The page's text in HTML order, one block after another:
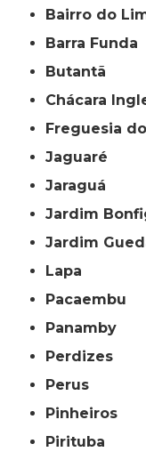
Bairro do
Barra Funda
Butantã
Chácara
Freguesia
Jaguaré
Jaraguá
Jardim
Jardim
Lapa
Pacaembu
Panamby
Perdizes
Perus
Pinheiros
Pirituba